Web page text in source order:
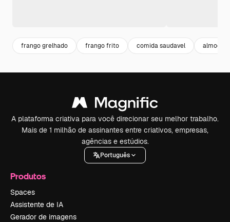
frango grelhado frango frito comida saudavel almoço
A plataforma criativa para você direcionar seu melhor trabalho.
Mais de 1 milhão de assinantes entre criativos, empresas,
agências e estúdios.
Português
Produtos
Spaces
Assistente de IA
Gerador de imagens